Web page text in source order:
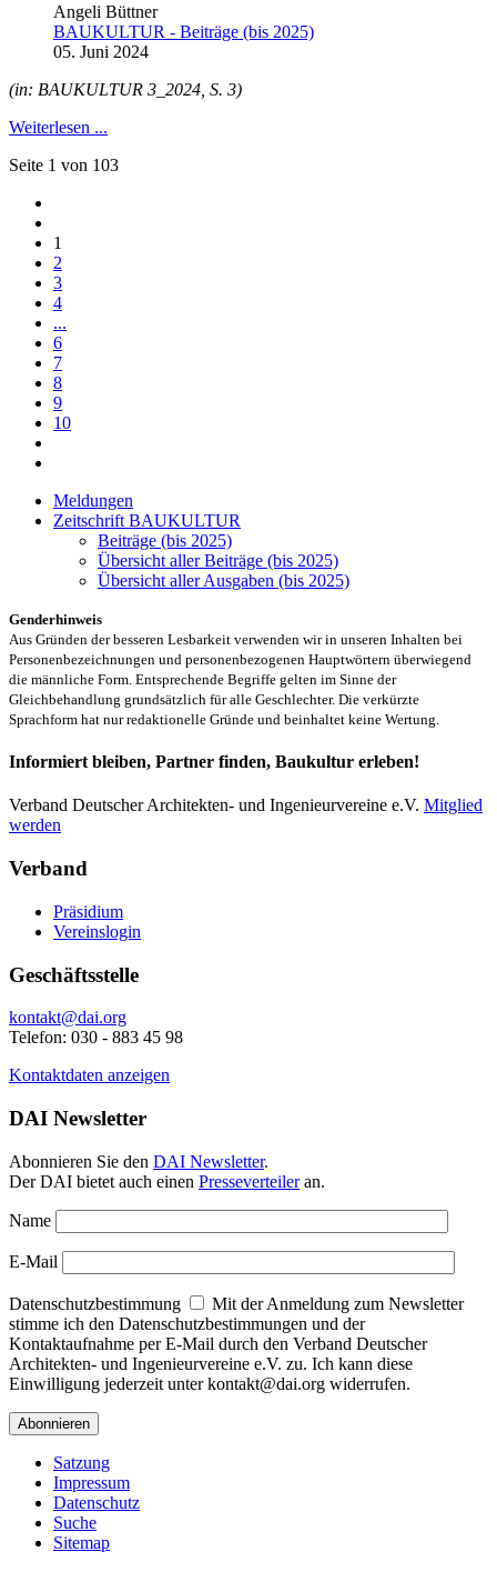
Angeli Büttner
BAUKULTUR - Beiträge (bis 2025)
05. Juni 2024
(in: BAUKULTUR 3_2024, S. 3)
Weiterlesen ...
Seite 1 von 103
1
2
3
4
...
6
7
8
9
10
Meldungen
Zeitschrift BAUKULTUR
Beiträge (bis 2025)
Übersicht aller Beiträge (bis 2025)
Übersicht aller Ausgaben (bis 2025)
Genderhinweis
Aus Gründen der besseren Lesbarkeit verwenden wir in unseren Inhalten bei
Personenbezeichnungen und personenbezogenen Hauptwörtern überwiegend
die männliche Form. Entsprechende Begriffe gelten im Sinne der
Gleichbehandlung grundsätzlich für alle Geschlechter. Die verkürzte
Sprachform hat nur redaktionelle Gründe und beinhaltet keine Wertung.
Informiert bleiben, Partner finden, Baukultur erleben!
Verband Deutscher Architekten- und Ingenieurvereine e.V. Mitglied
werden
Verband
Präsidium
Vereinslogin
Geschäftsstelle
kontakt@dai.org
Telefon: 030 - 883 45 98
Kontaktdaten anzeigen
DAI Newsletter
Abonnieren Sie den DAI Newsletter.
Der DAI bietet auch einen Presseverteileran.
Name
E-Mail
Datenschutzbestimmung
Mit der Anmeldung zum Newsletter
stimme ich den Datenschutzbestimmungen und der
Kontaktaufnahme per E-Mail durch den Verband Deutscher
Architekten- und Ingenieurvereine e.V. zu. Ich kann diese
Einwilligung jederzeit unter kontakt@dai.org widerrufen.
Satzung
Impressum
Datenschutz
Suche
Sitemap